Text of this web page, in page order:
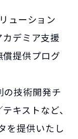
ューション
デミア支援
提供プログ
の技術開発チ
キストなど、
を提供いたし